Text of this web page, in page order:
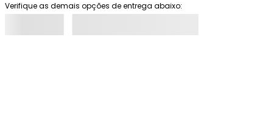
Verifique as demais opções de entrega abaixo: